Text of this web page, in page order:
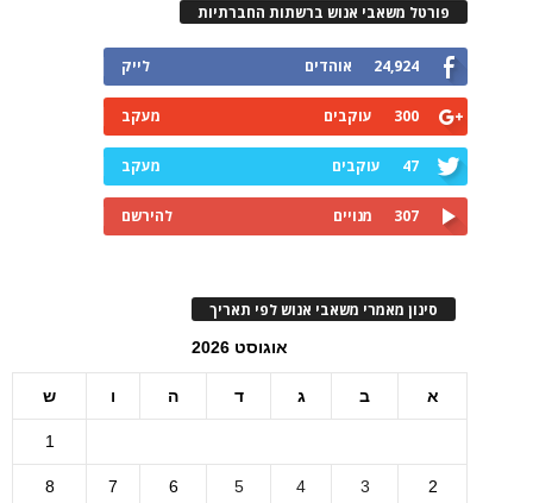
פורטל משאבי אנוש ברשתות החברתיות
24,924 אוהדים לייק
300 עוקבים מעקב
47 עוקבים מעקב
307 מנויים להירשם
סינון מאמרי משאבי אנוש לפי תאריך
אוגוסט 2026
א ב ג ד ה ו ש
1
2
3
4
5
6
7
8